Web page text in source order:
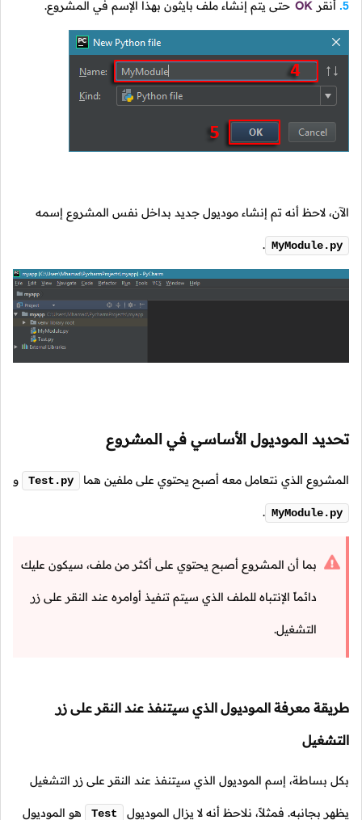
5. أنقر OK حتى يتم إنشاء ملف بايثون بهذا الإسم في المشروع.
الآن، لاحظ أنه تم إنشاء موديول جديد بداخل نفس المشروع إسمه
MyModule.py
.
تحديد الموديول الأساسي في المشروع
المشروع الذي نتعامل معه أصبح يحتوي على ملفين هما Test.py و
MyModule.py
.
بما أن المشروع أصبح يحتوي على أكثر من ملف، سيكون عليك
دائماً الإنتباه للملف الذي سيتم تنفيذ أوامره عند النقر على زر
التشغيل.
طريقة معرفة الموديول الذي سيتنفذ عند النقر على زر
التشغيل
بكل بساطة، إسم الموديول الذي سيتنفذ عند النقر على زر التشغيل
يظهر بجانبه. فمثلاً، نلاحظ أنه لا يزال الموديول Test هو الموديول